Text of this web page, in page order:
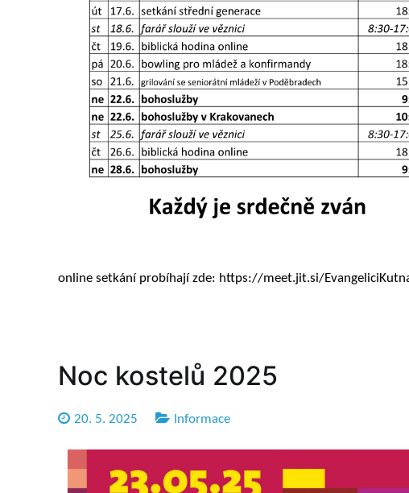
online setkání probíhají zde: https://meet.jit.si/
Noc kostelů 2025
20. 5. 2025 Informace